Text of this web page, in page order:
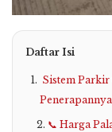
Daftar Isi
Sistem Parkir
📞 Harga